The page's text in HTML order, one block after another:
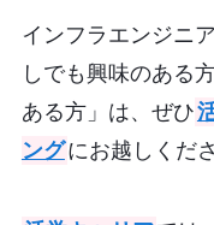
インフラエンジニ
しでも興味のある
ある方」は、ぜひ
ングにお越しくだ